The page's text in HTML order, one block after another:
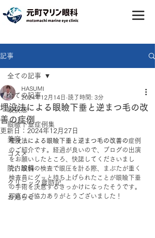
記事
全ての記事
眼疾患
眼瞼下垂症例集
美容
コスメ
院内設備
クリニック歳時記
お知らせ
全ての記事
埋没法による眼瞼下垂と逆まつ毛の改
善の症例
HASUMI
2024年12月14日 読了時間: 3分
更新日： 2024年12月27日
埋没法による眼瞼下垂と逆まつ毛の改善の症例
のご紹介です。経過が良いので、ブログの出演
をお願いしたところ、快諾してくださいまし
た。眼科の検査で眼圧を計る際、まぶたが重く
検査員にグッと持ち上げられたことが眼瞼下垂
の手術を決意するきっかけになったそうです。
写真のご協力ありがとうございました！